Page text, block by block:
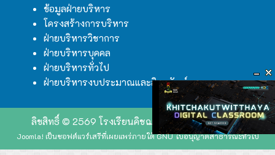
ข้อมูลฝ่ายบริหาร
โครงสร้างการบริหาร
ฝ่ายบริหารวิชาการ
ฝ่ายบริหารบุคคล
ฝ่ายบริหารทั่วไป
ฝ่ายบริหารงบประมาณและสินทรัพย์
ลิขสิทธิ์ © 2569 โรงเรียนคิชฌกูฏวิทยา. สงวนลิขสิทธิ์.
Joomla! เป็นซอฟต์แวร์เสรีที่เผยแพร่ภายใต้GNU ใบอนุญาตสาธารณะทั่วไป